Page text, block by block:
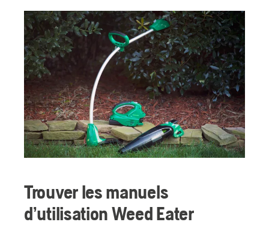
Trouver les manuels
d’utilisation Weed Eater